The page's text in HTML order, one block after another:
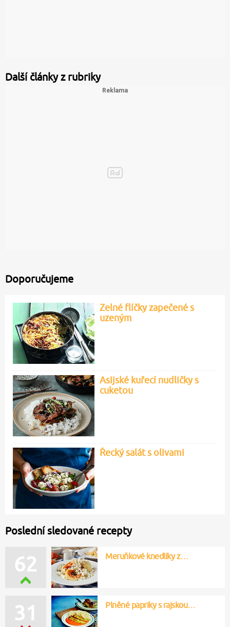
Další články z rubriky
Doporučujeme
Zelné flíčky zapečené s
uzeným
Asijské kuřecí nudličky s
cuketou
Řecký salát s olivami
Poslední sledované recepty
62 Meruňkové knedlíky z…
31 Plněné papriky s rajskou…